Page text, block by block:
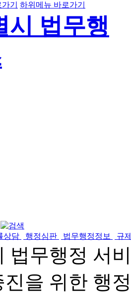
기 하위메뉴 바로가기
상담 행정심판 법무행정정보 규
법무행정 서
을 위한 행